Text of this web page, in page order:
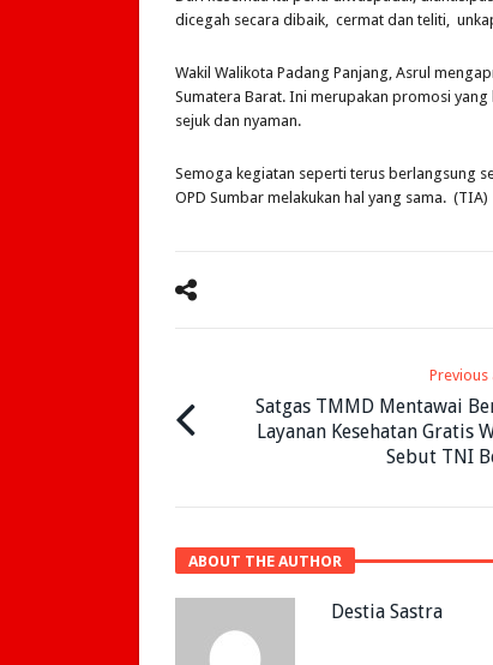
dicegah secara dibaik, cermat dan teliti,
Wakil Walikota Padang Panjang, Asrul
Sumatera Barat. Ini merupakan promosi
sejuk dan nyaman.
Semoga kegiatan seperti terus berlangsung
OPD Sumbar melakukan hal yang sama. (TIA)
Previous
Satgas TMMD Mentawai
Layanan Kesehatan Gratis
Sebut TNI
ABOUT THE AUTHOR
Destia Sastra